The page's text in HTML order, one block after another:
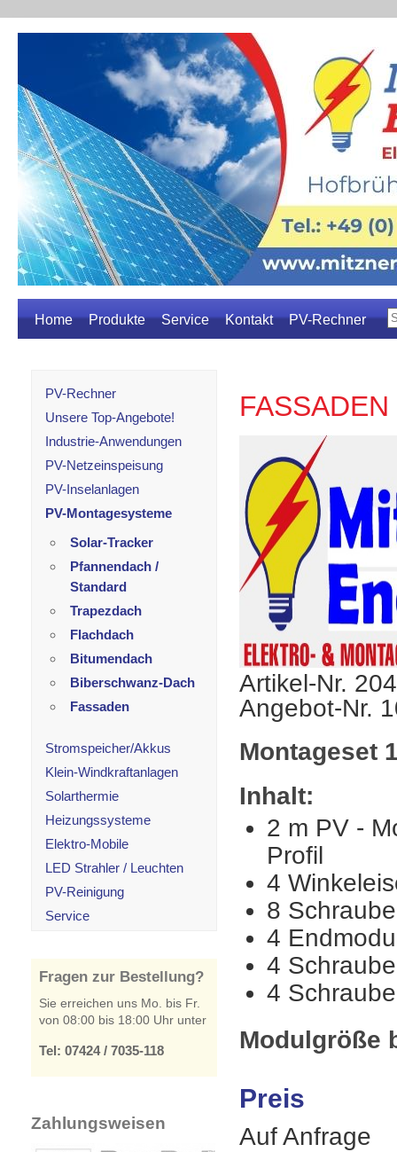
Home Produkte Service Kontakt PV-Rechner
FASSADEN
Artikel-Nr.
Angebot-Nr.
Montageset
Inhalt:
2 m PV -
Profil
4
8
4
4
4
Modulgröße
Preis
Auf Anfrage
PV-Rechner
Unsere Top-Angebote!
Industrie-Anwendungen
PV-Netzeinspeisung
PV-Inselanlagen
PV-Montagesysteme
Solar-Tracker
Pfannendach /
Standard
Trapezdach
Flachdach
Bitumendach
Biberschwanz-Dach
Fassaden
Stromspeicher/Akkus
Klein-Windkraftanlagen
Solarthermie
Heizungssysteme
Elektro-Mobile
LED Strahler / Leuchten
PV-Reinigung
Service
Fragen zur Bestellung?
Sie erreichen uns Mo. bis Fr.
von 08:00 bis 18:00 Uhr unter
Tel: 07424 / 7035-118
Zahlungsweisen